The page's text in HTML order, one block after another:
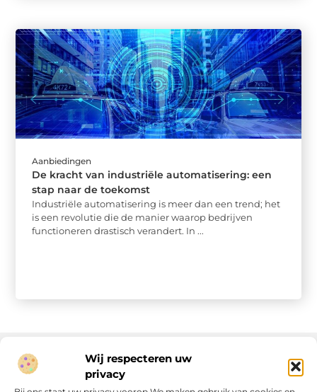
Wij respecteren uw
privacy
Aanbiedingen
De kracht van industriële automatisering: een
stap naar de toekomst
Industriële automatisering is meer dan een trend; het
is een revolutie die de manier waarop bedrijven
functioneren drastisch verandert. In ...
Onze informatie